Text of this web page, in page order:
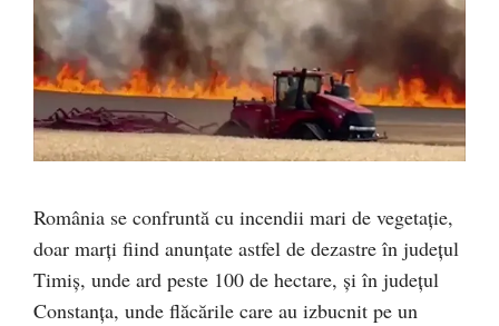
România se confruntă cu incendii mari de vegetație,
doar marți fiind anunțate astfel de dezastre în județul
Timiș, unde ard peste 100 de hectare, și în județul
Constanța, unde flăcările care au izbucnit pe un